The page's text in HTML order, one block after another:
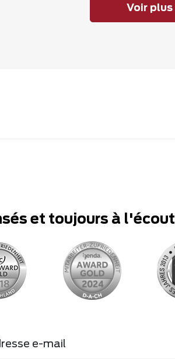
Voir plus
et toujours à
e-mail